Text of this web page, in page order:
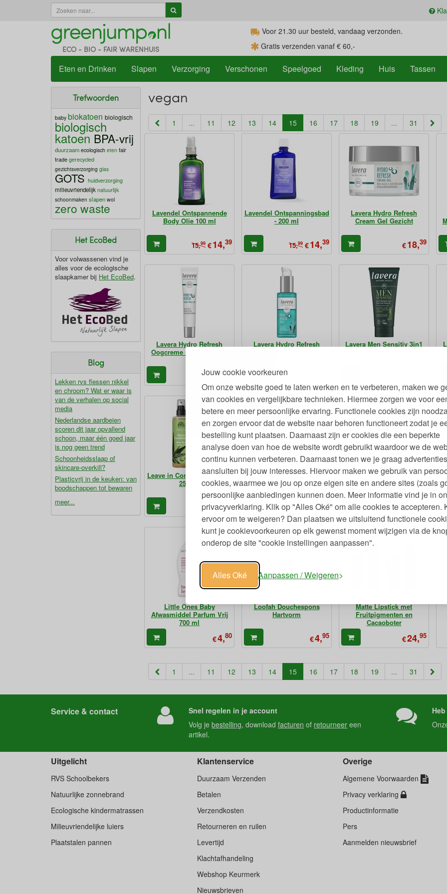
Jouw cookie voorkeuren
Om onze website goed te laten werken en te verbeteren, maken we
van cookies en vergelijkbare technieken. Hiermee zorgen we voor
betere en meer persoonlijke ervaring. Functionele cookies zijn
en zorgen ervoor dat de website naar behoren functioneert zodat je
bestelling kunt plaatsen. Daarnaast zijn er cookies die een beperkte
analyse doen van hoe de website wordt gebruikt waardoor we de
continu kunnen verbeteren. Daarnaast tonen we je graag
aansluiten bij jouw interesses. Hiervoor maken we gebruik van
cookies, waarmee we jou op onze eigen site en andere sites (zoals
persoonlijke aanbiedingen kunnen doen. Meer informatie vind je in
privacyverklaring. Klik op "Alles Oké" om alle cookies te accepteren.
ervoor om te weigeren? Dan plaatsen we uitsluitend functionele
kunt je cookievoorkeuren op elk gewenst moment wijzigen via de
onderop de site "cookie instellingen aanpassen".
Alles Oké Aanpassen / Weigeren
ECO - BIO - FAIR WARENHUIS
Voor 21.30 uur besteld, vandaag verzonden.
Gratis verzenden vanaf € 60,-
Eten en Drinken Slapen Verzorging Verschonen Speelgoed Kleding Huis Tassen
Trefwoorden
baby biokatoen biologisch
biologisch
katoen BPA-vrij
duurzaam ecologisch eten fair
trade gerecycled
gezichtsverzorging glas
GOTS huidverzorging
milieuvriendelijk natuurlijk
schoonmaken slapen wol
zero waste
Het EcoBed
Voor volwassenen vind je
alles voor de ecologische
slaapkamer bij Het EcoBed.
Blog
Lekken rvs flessen nikkel
en chroom? Wat er waar is
van de verhalen op social
media
Nederlandse aardbeien
scoren dit jaar opvallend
schoon, maar één goed jaar
is nog geen trend
Schoonheidsslaap of
skincare-overkill?
Plasticvrij in de keuken: van
boodschappen tot bewaren
meer...
vegan
1 ... 11 12 13 14 15 (current)
16 17 18 19 ... 31
Lavendel Ontspannende
Body Olie 100 ml
15,99 €14,39
Lavendel Ontspanningsbad
- 200 ml
15,99 €14,39
Lavera Hydro Refresh
Cream Gel Gezicht
€18,39
Lavera Hydro Refresh
Oogcreme Roll-On 15 ml
€15,19
Lavera Hydro Refresh
Lavera Men Sensitiv 3in1
Leave in Conditioner Spray
250 ml
€8,59
Lippenstift en Blush met
Fruitpigmenten
€24,95
Lippenstift Semi
Transparant met
Fruitpigmenten
€23,95
Little Ones Baby
Afwasmiddel Parfum Vrij
700 ml
€4,80
Loofah Douchespons
Hartvorm
€4,95
Matte Lipstick met
Fruitpigmenten en
Cacaoboter
€24,95
1 ... 11 12 13 14 15 (current)
16 17 18 19 ... 31
Service & contact
Snel regelen in je account
Volg jebestelling, downloadfacturen of retourneer een
artikel.
Klantenservice
Duurzaam Verzenden
Betalen
Verzendkosten
Retourneren en ruilen
Levertijd
Klachtafhandeling
Webshop Keurmerk
Nieuwsbrieven
Uitgelicht
RVS Schoolbekers
Natuurlijke zonnebrand
Ecologische kindermatrassen
Milieuvriendelijke luiers
Plaatstalen pannen
Overige
Algemene Voorwaarden
Privacy verklaring
Productinformatie
Pers
Aanmelden nieuwsbrief